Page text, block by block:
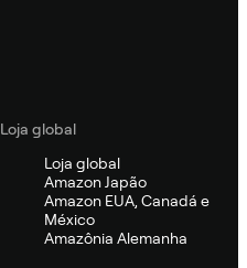
Loja global
Loja global
Amazon Japão
Amazon EUA, Canadá e
México
Amazônia Alemanha